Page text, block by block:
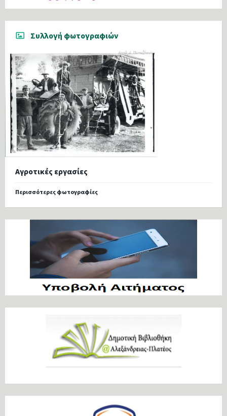
Συλλογή φωτογραφιών
Αγροτικές εργασίες
Περισσότερες φωτογραφίες